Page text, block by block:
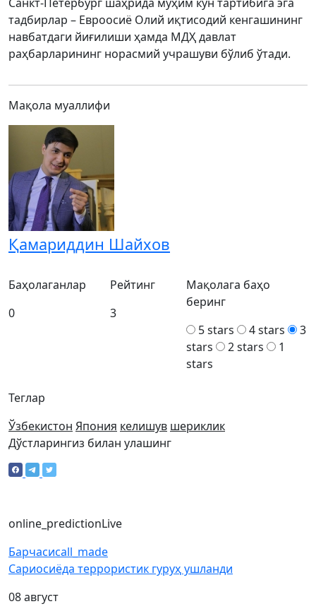
тадбирлар – Евроосиё Олий иқтисодий кенгашининг
навбатдаги йиғилиши ҳамда МДҲ давлат
раҳбарларининг норасмий учрашуви бўлиб ўтади.
Мақола муаллифи
Қамариддин Шайхов
Теглар
Ўзбекистон Япония келишув шериклик
Баҳолаганлар
0
Рейтинг
3
Мақолага баҳо
беринг
5 stars
4 stars
3
stars
2 stars
1
stars
Дўстларингиз билан улашинг
online_predictionLive
Барчасиcall_made
Сариосиёда террористик гуруҳ ушланди
08 август